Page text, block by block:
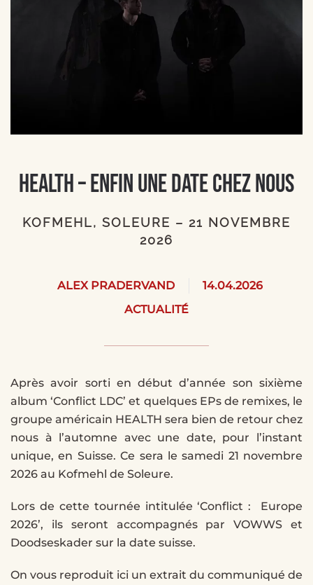
HEALTH – Enfin une date chez nous
KOFMEHL, SOLEURE – 21 NOVEMBRE
2026
ALEX PRADERVAND
14.04.2026
ACTUALITÉ
Après avoir sorti en début d’année son sixième
album ‘Conflict LDC’ et quelques EPs de remixes, le
groupe américain HEALTH sera bien de retour chez
nous à l’automne avec une date, pour l’instant
unique, en Suisse. Ce sera le samedi 21 novembre
2026 au Kofmehl de Soleure.
Lors de cette tournée intitulée ‘Conflict : Europe
2026’, ils seront accompagnés par VOWWS et
Doodseskader sur la date suisse.
On vous reproduit ici un extrait du communiqué de